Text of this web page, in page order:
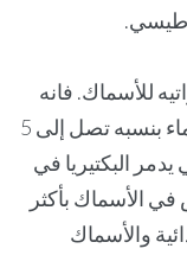
للأسماك. فانه
يؤدي إلى زيادة محتوي الأكسجين من الماء بنسبه تصل إلى 5
البكتيريا في
الأسماك بأكثر
والأسماك